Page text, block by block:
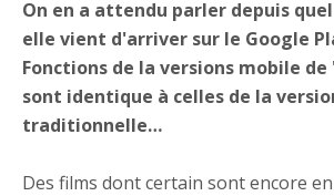
On en a attendu parler depuis
elle vient d'arriver sur le Google
Fonctions de la versions mobile
sont identique à celles de la
traditionnelle…
Des films dont certain sont encore